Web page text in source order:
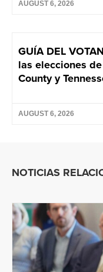
AUGUST 6, 2026
GUÍA DEL
las elecciones
County y
AUGUST 6, 2026
NOTICIAS